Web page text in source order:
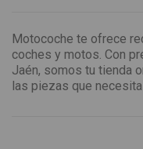
Motocoche te ofrece
coches y motos. Con
Jaén, somos tu tienda
las piezas que